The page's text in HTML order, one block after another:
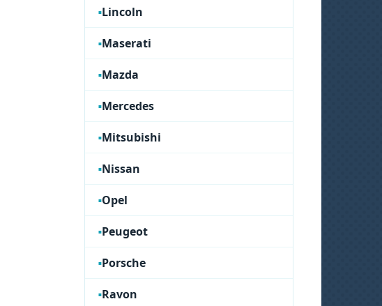
Lincoln
Maserati
Mazda
Mercedes
Mitsubishi
Nissan
Opel
Peugeot
Porsche
Ravon